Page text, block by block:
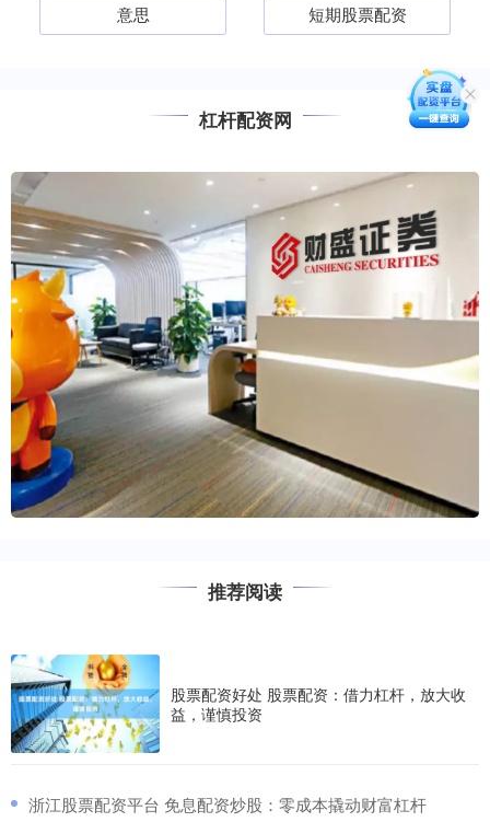
意思 短期股票配资
杠杆配资网
推荐阅读
股票配资好处 股票配资：借力杠杆，放大收
益，谨慎投资
​浙江股票配资平台 免息配资炒股：零成本撬动财富杠杆